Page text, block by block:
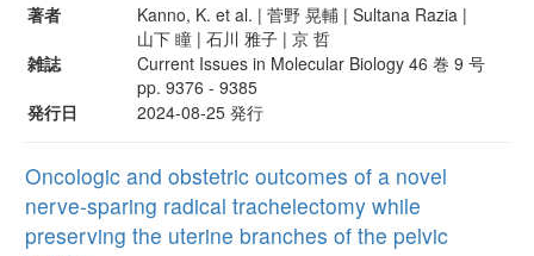
著者
Kanno, K. et al. | 菅野 晃輔 | Sultana Razia |
山下 瞳 | 石川 雅子 | 京 哲
雑誌
Current Issues in Molecular Biology 46 巻 9 号
pp. 9376 - 9385
発行日
2024-08-25 発行
Oncologic and obstetric outcomes of a novel
nerve-sparing radical trachelectomy while
preserving the uterine branches of the pelvic